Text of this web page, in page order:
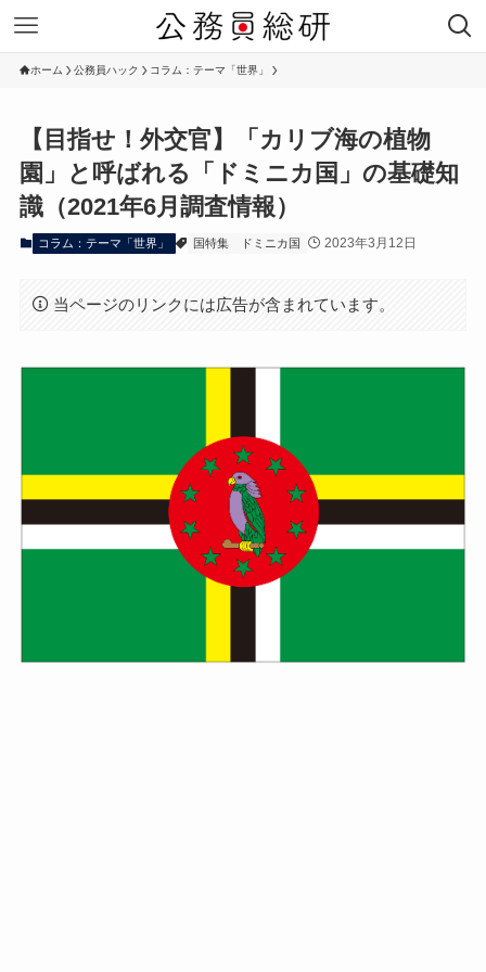
ホーム 公務員ハック コラム：テーマ「世界」
【目指せ！外交官】「カリブ海の植物
園」と呼ばれる「ドミニカ国」の基礎知
識（2021年6月調査情報）
コラム：テーマ「世界」 国特集 ドミニカ国 2023年3月12日
当ページのリンクには広告が含まれています。